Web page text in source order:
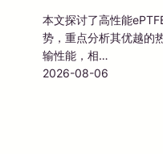
本文探讨了高性能
势，重点分析其优越的
输性能，相…
2026-08-06